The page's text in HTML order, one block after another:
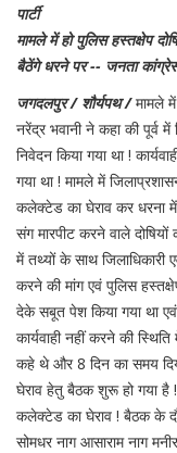
पार्टी
मामले में हो पुलिस हस्तक्षेप
बैठेंगे धरने पर -- जनता कांग्रेस
जगदलपुर / शौर्यपथ /मामले में
नरेंद्र भवानी ने कहा की पूर्व में
निवेदन किया गया था !
गया था ! मामले में
कलेक्टेड का घेराव कर धरना में
संग मारपीट करने वाले दोषियों
में तथ्यों के साथ जिलाधिकारी
करने की मांग एवं पुलिस
देके सबूत पेश किया गया था एवं
कार्यवाही नहीं करने की
कहे थे और 8 दिन का समय
घेराव हेतु बैठक शुरू हो गया है
कलेक्टेड का घेराव ! बैठक के
सोमधर नाग आसाराम नाग